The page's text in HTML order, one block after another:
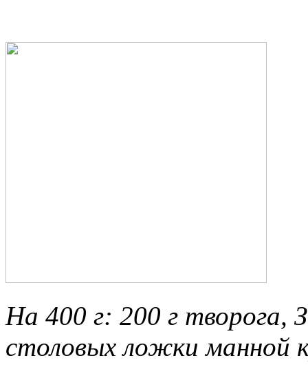
На 400 г: 200 г творога,
столовых ложки манной